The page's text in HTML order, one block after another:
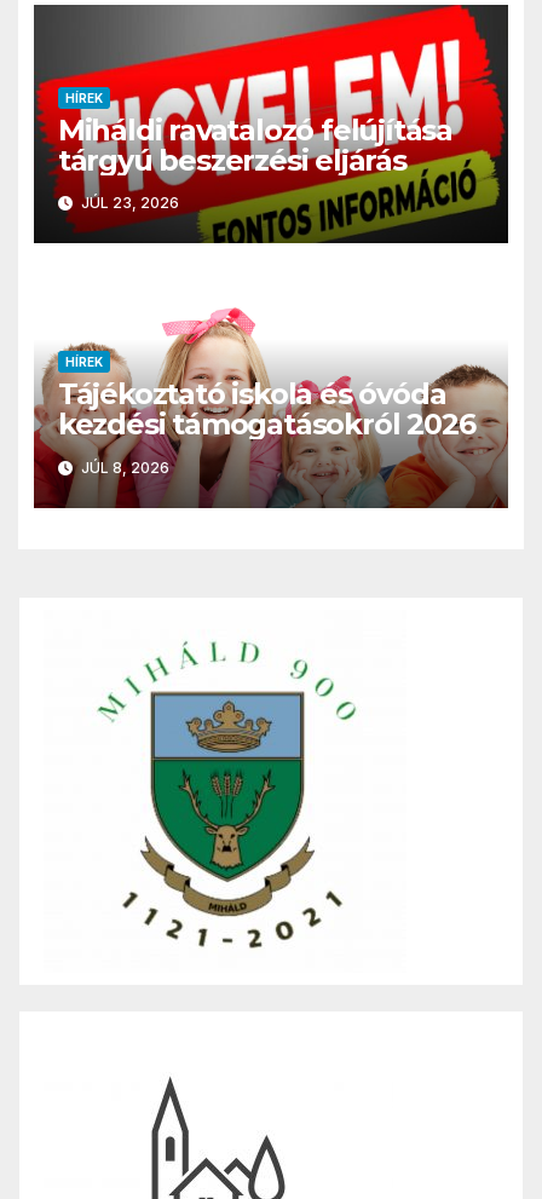
HÍREK
Miháldi ravatalozó felújítása
tárgyú beszerzési eljárás
JÚL 23, 2026
HÍREK
Tájékoztató iskola és óvóda
kezdési támogatásokról 2026
JÚL 8, 2026